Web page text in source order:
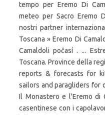
tempo per Eremo Di
meteo per Sacro Eremo
nostri partner
Toscana » Eremo Di
Camaldoli počasí . ...
Toscana. Province della
reports & forecasts for
sailors and paragliders for
Il Monastero e l'Eremo di
casentinese con i